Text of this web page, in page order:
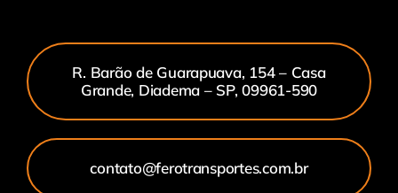
R. Barão de Guarapuava, 154 – Casa
Grande, Diadema – SP, 09961-590
contato@ferotransportes.com.br